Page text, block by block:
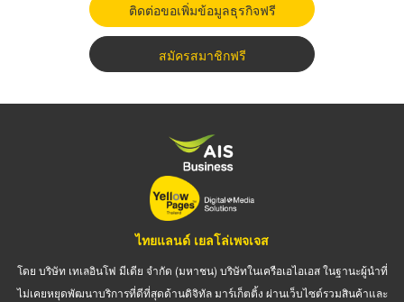
ติดต่อขอเพิ่มข้อมูลธุรกิจฟรี
สมัครสมาชิกฟรี
ไทยแลนด์ เยลโล่เพจเจส
โดย บริษัท เทเลอินโฟ มีเดีย จำกัด (มหาชน) บริษัทในเครือเอไอเอส ในฐานะผู้นำที่
ไม่เคยหยุดพัฒนาบริการที่ดีที่สุดด้านดิจิทัล มาร์เก็ตติ้ง ผ่านเว็บไซต์รวมสินค้าและ